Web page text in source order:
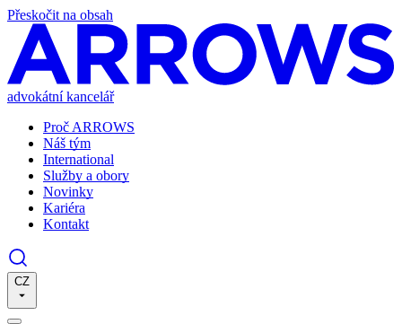
Přeskočit na obsah
advokátní kancelář
Proč ARROWS
Náš tým
International
Služby a obory
Novinky
Kariéra
Kontakt
CZ